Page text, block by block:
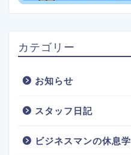
カテゴリー
お知らせ
スタッフ日記
ビジネスマンの休息学